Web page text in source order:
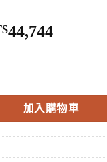
。
44,744目
加入購物車